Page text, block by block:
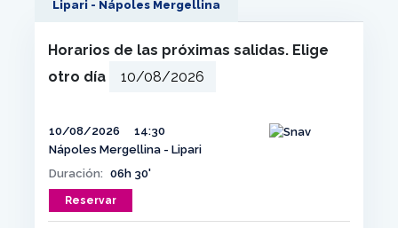
Lipari - Nápoles Mergellina
Horarios de las próximas salidas. Elige
otro día
10/08/2026
14:30
Nápoles Mergellina - Lipari
Duración: 06h 30'
Reservar